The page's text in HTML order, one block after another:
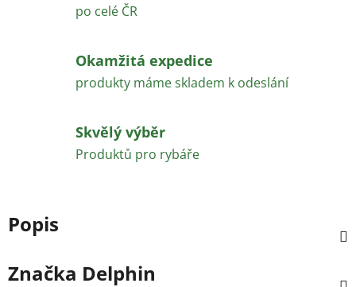
po celé ČR
Okamžitá expedice
produkty máme skladem k odeslání
Skvělý výběr
Produktů pro rybáře
Popis
Značka Delphin